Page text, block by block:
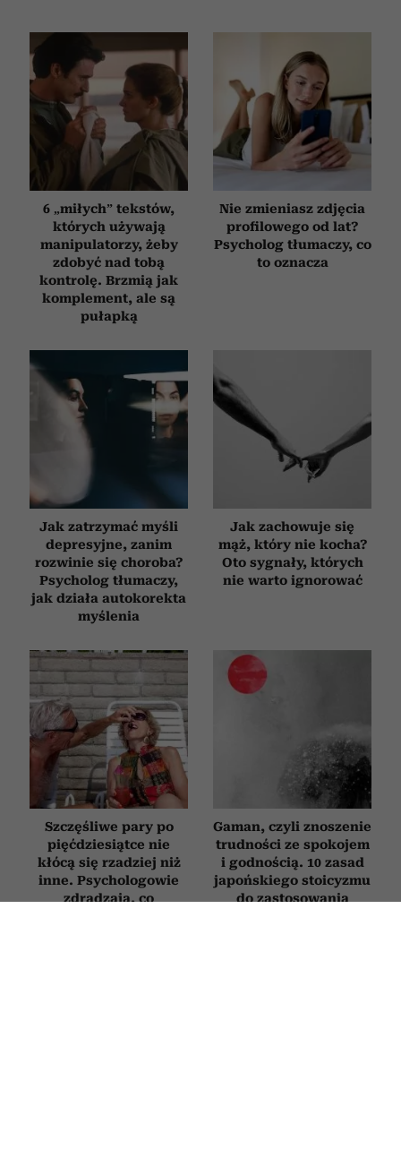
6 „miłych” tekstów,
których używają
manipulatorzy, żeby
zdobyć nad tobą
kontrolę. Brzmią jak
komplement, ale są
pułapką
Nie zmieniasz zdjęcia
profilowego od lat?
Psycholog tłumaczy, co
to oznacza
Jak zatrzymać myśli
depresyjne, zanim
rozwinie się choroba?
Psycholog tłumaczy,
jak działa autokorekta
myślenia
Jak zachowuje się
mąż, który nie kocha?
Oto sygnały, których
nie warto ignorować
Szczęśliwe pary po
pięćdziesiątce nie
kłócą się rzadziej niż
inne. Psychologowie
zdradzają, co
Gaman, czyli znoszenie
trudności ze spokojem
i godnością. 10 zasad
japońskiego stoicyzmu
do zastosowania